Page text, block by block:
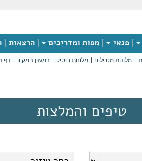
פנאי מפות ומדריכים הרצאות
מלונות מטיילים מלונות בוטיק המגזין המקוון דף
טיפים והמלצות